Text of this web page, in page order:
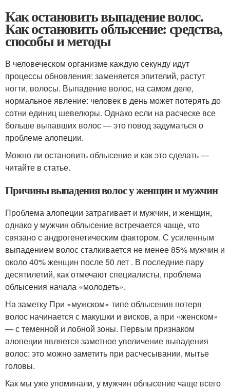
Как остановить выпадение волос.
Как остановить облысение: средства,
способы и методы
В человеческом организме каждую секунду идут
процессы обновления: заменяется эпителий, растут
ногти, волосы. Выпадение волос, на самом деле,
нормальное явление: человек в день может потерять до
сотни единиц шевелюры. Однако если на расческе все
больше выпавших волос — это повод задуматься о
проблеме алопеции.
Можно ли остановить облысение и как это сделать —
читайте в статье.
Причины выпадения волос у женщин и мужчин
Проблема алопеции затрагивает и мужчин, и женщин,
однако у мужчин облысение встречается чаще, что
связано с андрогенетическим фактором. С усиленным
выпадением волос сталкивается не менее 85% мужчин и
около 40% женщин после 50 лет . В последние пару
десятилетий, как отмечают специалисты, проблема
облысения начала «молодеть».
На заметку При «мужском» типе облысения потеря
волос начинается с макушки и висков, а при «женском»
— с теменной и лобной зоны. Первым признаком
алопеции является заметное увеличение выпадения
волос: это можно заметить при расчесывании, мытье
головы.
Как мы уже упоминали, у мужчин облысение чаще всего